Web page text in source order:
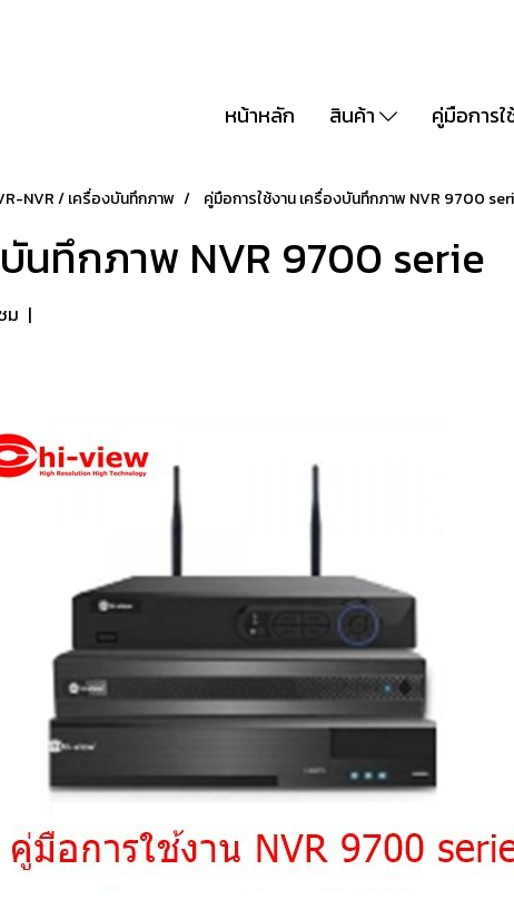
หน้าหลัก สินค้า คู่มือการใ
NVR / เครื่องบันทึกภาพ คู่มือการใช้งาน เครื่องบันทึกภาพ NVR 9700
นทึกภาพ NVR 9700 serie
ม |